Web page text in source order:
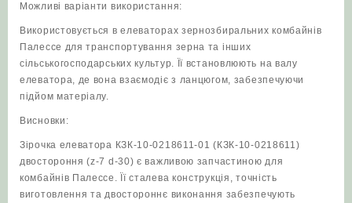
Можливі варіанти використання:
Використовується в елеваторах зернозбиральних комбайнів
Палессе для транспортування зерна та інших
сільськогосподарських культур. Її встановлюють на валу
елеватора, де вона взаємодіє з ланцюгом, забезпечуючи
підйом матеріалу.
Висновки:
Зірочка елеватора КЗК-10-0218611-01 (КЗК-10-0218611)
двостороння (z-7 d-30) є важливою запчастиною для
комбайнів Палессе. Її сталева конструкція, точність
виготовлення та двостороннє виконання забезпечують